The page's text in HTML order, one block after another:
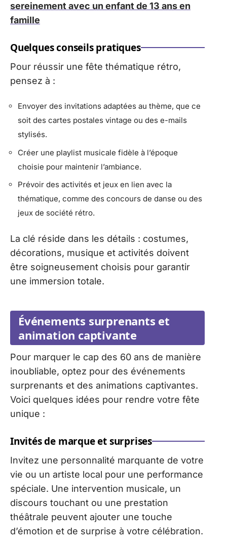
sereinement avec un enfant de 13 ans en
famille
Quelques conseils pratiques
Pour réussir une fête thématique rétro,
pensez à :
Envoyer des invitations adaptées au thème, que ce
soit des cartes postales vintage ou des e-mails
stylisés.
Créer une playlist musicale fidèle à l’époque
choisie pour maintenir l’ambiance.
Prévoir des activités et jeux en lien avec la
thématique, comme des concours de danse ou des
jeux de société rétro.
La clé réside dans les détails : costumes,
décorations, musique et activités doivent
être soigneusement choisis pour garantir
une immersion totale.
Événements surprenants et
animation captivante
Pour marquer le cap des 60 ans de manière
inoubliable, optez pour des événements
surprenants et des animations captivantes.
Voici quelques idées pour rendre votre fête
unique :
Invités de marque et surprises
Invitez une personnalité marquante de votre
vie ou un artiste local pour une performance
spéciale. Une intervention musicale, un
discours touchant ou une prestation
théâtrale peuvent ajouter une touche
d’émotion et de surprise à votre célébration.